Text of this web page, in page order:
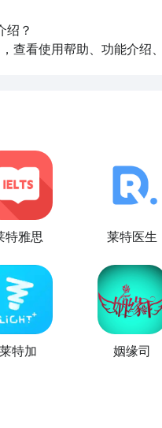
绍？
查看使用帮助、功能介绍
特雅思 莱特医生
莱特加 姻缘司